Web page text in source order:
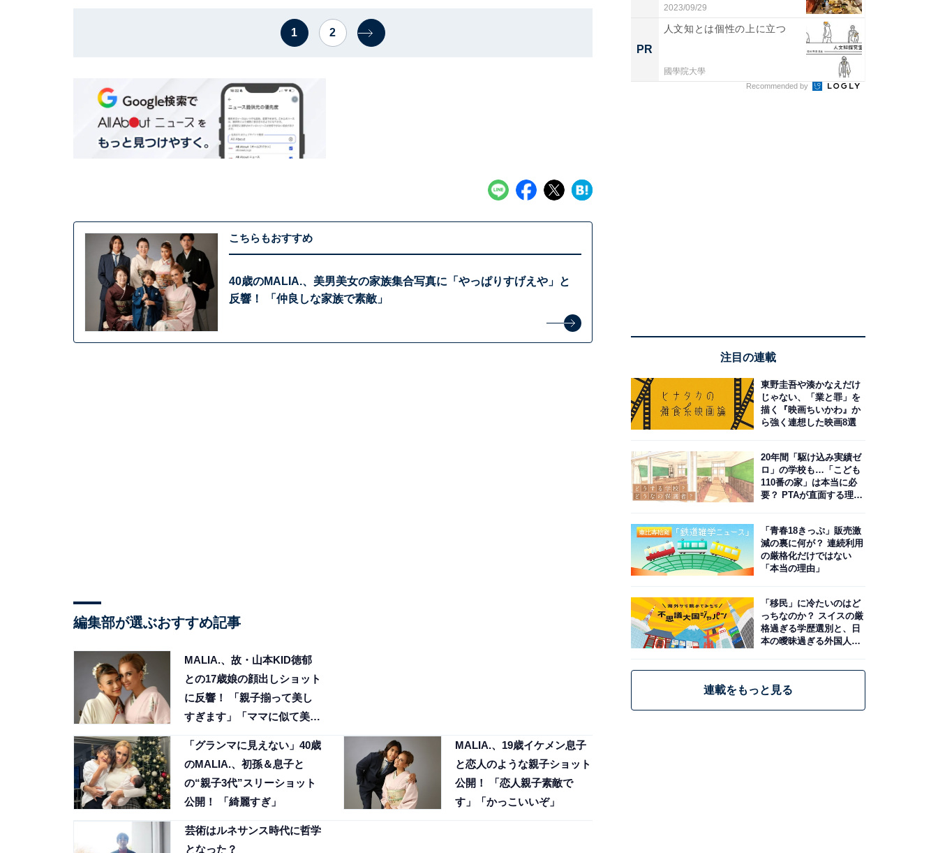
1 2
こちらもおすすめ
40歳のMALIA.、美男美女の家族集合写真に「やっぱりすげえや」と
反響！ 「仲良しな家族で素敵」
編集部が選ぶおすすめ記事
MALIA.、故・山本KID徳郁
との17歳娘の顔出しショット
に反響！ 「親子揃って美し
すぎます」「ママに似て美人
「グランマに見えない」40歳
のMALIA.、初孫＆息子と
の“親子3代”スリーショット
公開！ 「綺麗すぎ」
MALIA.、19歳イケメン息子
と恋人のような親子ショット
公開！ 「恋人親子素敵で
す」「かっこいいぞ」
芸術はルネサンス時代に哲学
となった？
い...
2023/09/29
PR
人文知とは個性の上に立つ
國學院大學
Recommended by
注目の連載
東野圭吾や湊かなえだけ
じゃない、「業と罪」を
描く『映画ちいかわ』か
ら強く連想した映画8選
20年間「駆け込み実績ゼ
ロ」の学校も…「こども
110番の家」は本当に必
要？ PTAが直面する理想
「青春18きっぷ」販売激
減の裏に何が？ 連続利用
の厳格化だけではない
「本当の理由」
「移民」に冷たいのはど
っちなのか？ スイスの厳
格過ぎる学歴選別と、日
本の曖昧過ぎる外国人政
連載をもっと見る